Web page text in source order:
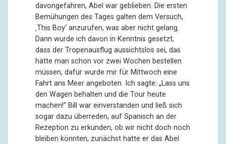
davongefahren, Abel war geblieben. Die ersten
Bemühungen des Tages galten dem Versuch,
‚This Boy‘ anzurufen, was aber nicht gelang.
Dann wurde ich davon in Kenntnis gesetzt,
dass der Tropenausflug aussichtslos sei, das
hätte man schon vor zwei Wochen bestellen
müssen, dafür wurde mir für Mittwoch eine
Fahrt ans Meer angeboten. Ich sagte: „Lass uns
den Wagen behalten und die Tour heute
machen!“ Bill war einverstanden und ließ sich
sogar dazu überreden, auf Spanisch an der
Rezeption zu erkunden, ob wir nicht doch noch
bleiben könnten, zunächst hatte er das Abel